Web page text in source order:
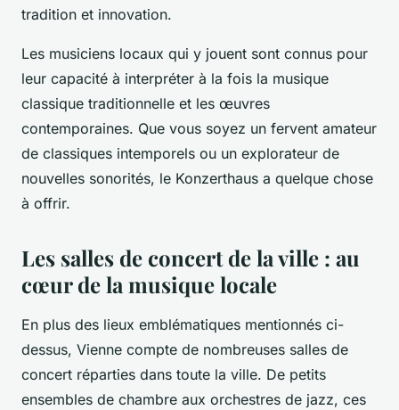
tradition et innovation.
Les musiciens locaux qui y jouent sont connus pour
leur capacité à interpréter à la fois la musique
classique traditionnelle et les œuvres
contemporaines. Que vous soyez un fervent amateur
de classiques intemporels ou un explorateur de
nouvelles sonorités, le Konzerthaus a quelque chose
à offrir.
Les salles de concert de la ville : au
cœur de la musique locale
En plus des lieux emblématiques mentionnés ci-
dessus, Vienne compte de nombreuses salles de
concert réparties dans toute la ville. De petits
ensembles de chambre aux orchestres de jazz, ces